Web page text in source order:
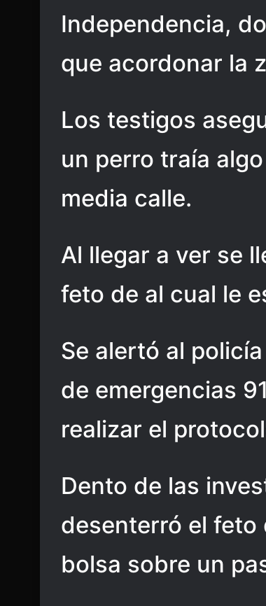
Independencia,
que acordonar la
Los testigos
un perro traía
media calle.
Al llegar a ver se
feto de al cual le
Se alertó al
de emergencias
realizar el
Dento de las
desenterró el feto
bolsa sobre un